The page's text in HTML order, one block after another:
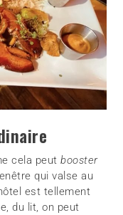
cela peutbooster
qui valse au
est tellement
du lit, on peut